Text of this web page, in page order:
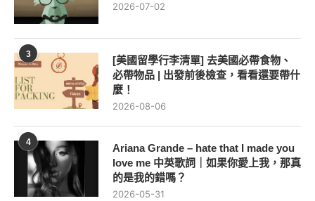
2026-07-02
3
[美國留學行李清單] 去美國必帶食物、
必帶物品 | 出發前後檢查，看看還要帶什
麼！
2026-08-06
4
Ariana Grande – hate that I made you
love me 中英歌詞｜如果你愛上我，那真
的是我的錯嗎？
2026-05-31